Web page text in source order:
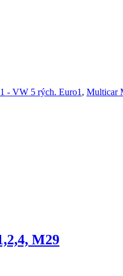
- VW 5 rých. Euro1 , Multicar
M29